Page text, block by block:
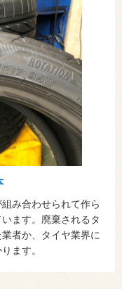
み合わせられて作ら
ます。廃棄されるタ
者か、タイヤ業界に
ます。